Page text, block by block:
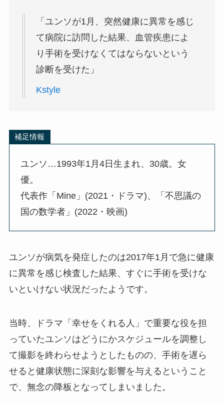
「ユンソが1月、突然健康に異常を感じ
て病院に訪問した結果、血管疾患によ
り手術を受けなくてはならないという
診断を受けた」
Kstyle
補足情報
ユンソ…1993年1月4日生まれ、30歳。女
優。
代表作「Mine」(2021・ドラマ)、「不思議の
国の数学者」(2022・映画)
ユンソが病気を発症したのは2017年1月で急に健康
に異常を感じ検査した結果、すぐに手術を受けな
いといけない状況だったようです。
当時、ドラマ「幸せをくれる人」で重要な役を担
っていたユンソはどうにかスケジュールを調整し
て撮影を終わらせようとしたものの、手術を遅ら
せると健康状態に深刻な影響を与えるということ
で、無念の降板となってしまいました。